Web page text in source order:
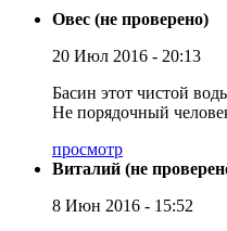
Овес (не проверено)
20 Июл 2016 - 20:13
Басин этот чистой
Не порядочный
просмотр
Виталий (не
8 Июн 2016 - 15:52